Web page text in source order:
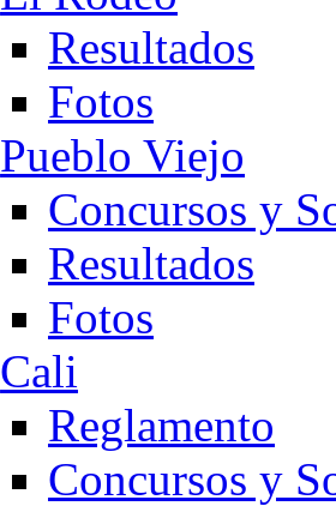
Resultados
Fotos
Pueblo Viejo
Concursos y
Resultados
Fotos
Cali
Reglamento
Concursos y